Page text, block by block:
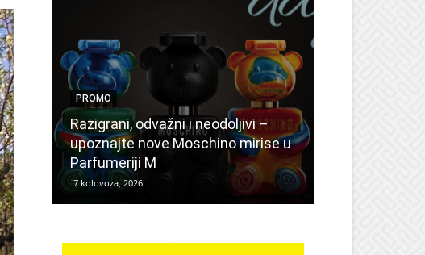
PROMO
Razigrani, odvažni i neodoljivi –
upoznajte nove Moschino mirise u
Parfumeriji M
7 kolovoza, 2026